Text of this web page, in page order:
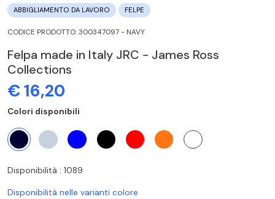
ABBIGLIAMENTO DA LAVORO FELPE
CODICE PRODOTTO: 300347097 - NAVY
Felpa made in Italy JRC - James Ross
Collections
€ 16,20
Colori disponibili
Disponibilità : 1089
Disponibilità nelle varianti colore